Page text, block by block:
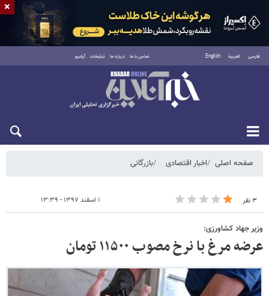
فارسی العربية English تماس با ما درباره ما تبلیغات آرشیو
شنبه ۱۷ مرداد ۱۴۰۵
صفحه اصلی اخبار اقتصادی بازرگانی
۳ نفر ۱ اسفند ۱۳۹۷ - ۱۳:۳۹
وزیر جهاد کشاورزی:
عرضه مرغ با نرخ مصوب ۱۱۵۰۰ تومان
×